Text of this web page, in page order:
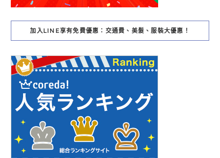
加入LINE享有免費優惠：交通費、美髮、服裝大優惠！